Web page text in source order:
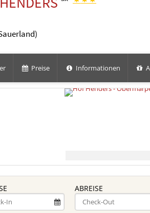
Preise Informationen
ABREISE